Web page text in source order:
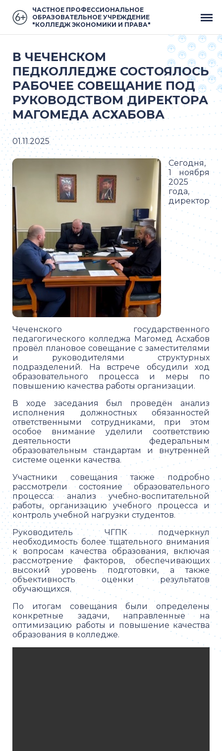
ЧАСТНОЕ ПРОФЕССИОНАЛЬНОЕ
ОБРАЗОВАТЕЛЬНОЕ УЧРЕЖДЕНИЕ
"КОЛЛЕДЖ ЭКОНОМИКИ И ПРАВА"
В ЧЕЧЕНСКОМ
ПЕДКОЛЛЕДЖЕ СОСТОЯЛОСЬ
РАБОЧЕЕ СОВЕЩАНИЕ ПОД
РУКОВОДСТВОМ ДИРЕКТОРА
МАГОМЕДА АСХАБОВА
01.11.2025
Сегодня,
1 ноября
2025
года,
директор
Чеченского государственного
педагогического колледжа Магомед Асхабов
провёл плановое совещание с заместителями
и руководителями структурных
подразделений. На встрече обсудили ход
образовательного процесса и меры по
повышению качества работы организации.
В ходе заседания был проведён анализ
исполнения должностных обязанностей
ответственными сотрудниками, при этом
особое внимание уделили соответствию
деятельности федеральным
образовательным стандартам и внутренней
системе оценки качества.
Участники совещания также подробно
рассмотрели состояние образовательного
процесса: анализ учебно-воспитательной
работы, организацию учебного процесса и
контроль учебной нагрузки студентов.
Руководитель ЧГПК подчеркнул
необходимость более тщательного внимания
к вопросам качества образования, включая
рассмотрение факторов, обеспечивающих
высокий уровень подготовки, а также
объективность оценки результатов
обучающихся.
По итогам совещания были определены
конкретные задачи, направленные на
оптимизацию работы и повышение качества
образования в колледже.